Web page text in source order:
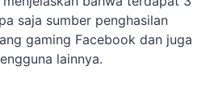
saja sumber penghasilan
gaming Facebook dan juga
lainnya.